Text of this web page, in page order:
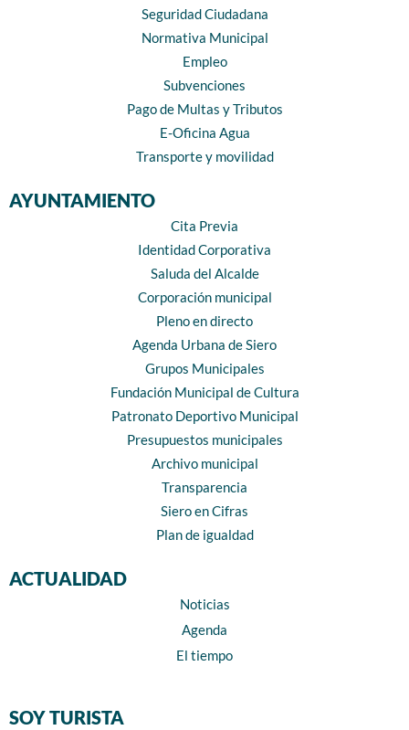
Seguridad Ciudadana
Normativa Municipal
Empleo
Subvenciones
Pago de Multas y Tributos
E-Oficina Agua
Transporte y movilidad
AYUNTAMIENTO
Cita Previa
Identidad Corporativa
Saluda del Alcalde
Corporación municipal
Pleno en directo
Agenda Urbana de Siero
Grupos Municipales
Fundación Municipal de Cultura
Patronato Deportivo Municipal
Presupuestos municipales
Archivo municipal
Transparencia
Siero en Cifras
Plan de igualdad
ACTUALIDAD
Noticias
Agenda
El tiempo
SOY TURISTA